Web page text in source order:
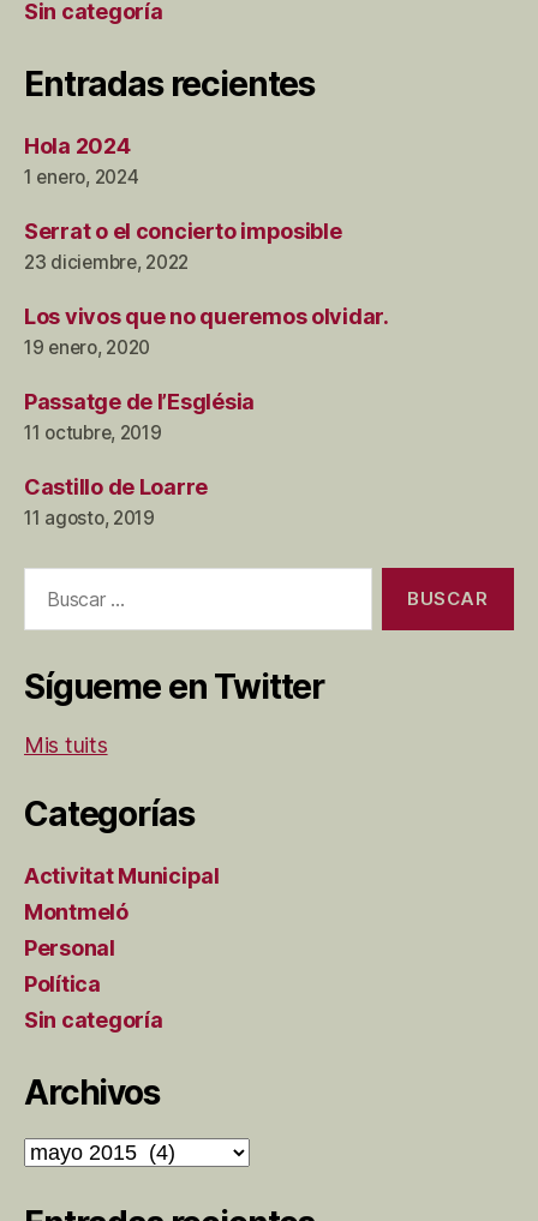
Sin categoría
Entradas recientes
Hola 2024
1 enero, 2024
Serrat o el concierto imposible
23 diciembre, 2022
Los vivos que no queremos olvidar.
19 enero, 2020
Passatge de l’Església
11 octubre, 2019
Castillo de Loarre
11 agosto, 2019
Sígueme en Twitter
Mis tuits
Categorías
Activitat Municipal
Montmeló
Personal
Política
Sin categoría
Archivos
Archivos